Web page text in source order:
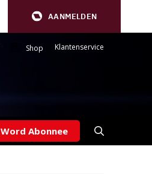
AANMELDEN
Shop Klantenservice
Word Abonnee